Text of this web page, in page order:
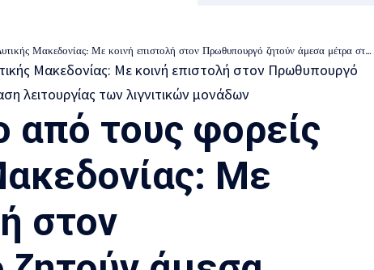
Με κοινή επιστολή στον Πρωθυπουργό ζητούν άμεσα μέτρα στήριξης και παράταση λειτουργίας των λιγνιτικών μονάδων
από τους φορείς
Με
στον